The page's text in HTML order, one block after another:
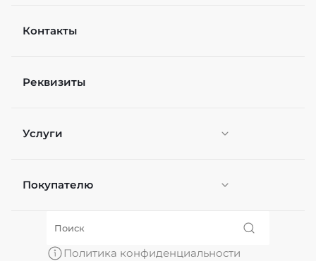
Контакты
Реквизиты
Услуги
Персонификация
Покупателю
О нас
Политика конфиденциальности